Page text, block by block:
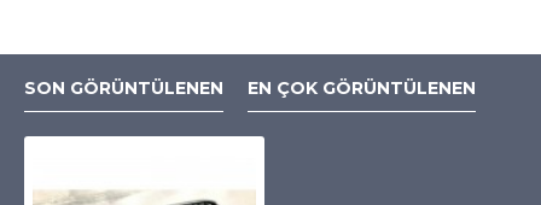
SON GÖRÜNTÜLENEN EN ÇOK GÖRÜNTÜLENEN